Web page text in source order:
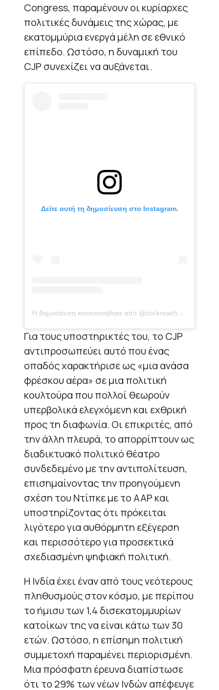
Congress, παραμένουν οι κυρίαρχες
πολιτικές δυνάμεις της χώρας, με
εκατομμύρια ενεργά μέλη σε εθνικό
επίπεδο. Ωστόσο, η δυναμική του
CJP συνεχίζει να αυξάνεται.
Δείτε αυτή τη δημοσίευση στο Instagram.
Η δημοσίευση κοινοποιήθηκε από @cockroachsjantaparty
Για τους υποστηρικτές του, το CJP
αντιπροσωπεύει αυτό που ένας
οπαδός χαρακτήρισε ως «μια ανάσα
φρέσκου αέρα» σε μια πολιτική
κουλτούρα που πολλοί θεωρούν
υπερβολικά ελεγχόμενη και εχθρική
προς τη διαφωνία. Οι επικριτές, από
την άλλη πλευρά, το απορρίπτουν ως
διαδικτυακό πολιτικό θέατρο
συνδεδεμένο με την αντιπολίτευση,
επισημαίνοντας την προηγούμενη
σχέση του Ντίπκε με το AAP και
υποστηρίζοντας ότι πρόκειται
λιγότερο για αυθόρμητη εξέγερση
και περισσότερο για προσεκτικά
σχεδιασμένη ψηφιακή πολιτική.
Η Ινδία έχει έναν από τους νεότερους
πληθυσμούς στον κόσμο, με περίπου
το ήμισυ των 1,4 δισεκατομμυρίων
κατοίκων της να είναι κάτω των 30
ετών. Ωστόσο, η επίσημη πολιτική
συμμετοχή παραμένει περιορισμένη.
Μια πρόσφατη έρευνα διαπίστωσε
ότι το 29% των νέων Ινδών απέφευγε